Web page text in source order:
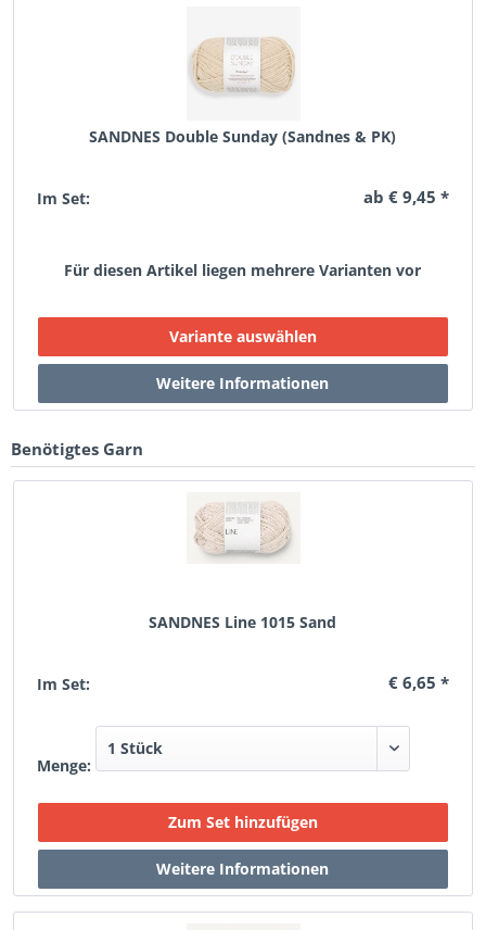
SANDNES Double Sunday (Sandnes & PK)
Im Set: ab € 9,45 *
Für diesen Artikel liegen mehrere Varianten vor
Benötigtes Garn
SANDNES Line 1015 Sand
Im Set: € 6,65 *
Menge: